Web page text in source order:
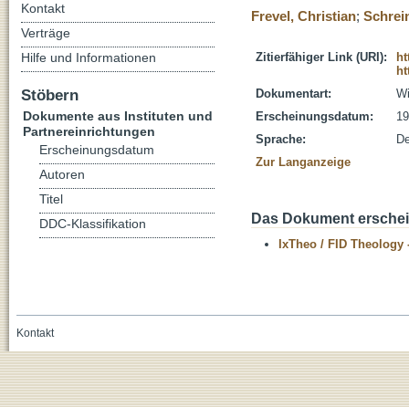
Frevel, Christian;
Zitierfähiger Link (URI):
Dokumentart:
Erscheinungsdatum:
Sprache:
Zur Langanzeige
Das Dokument
IxTheo / FID Theology
Kontakt
Verträge
Hilfe und Informationen
Stöbern
Dokumente aus Instituten und
Partnereinrichtungen
Erscheinungsdatum
Autoren
Titel
DDC-Klassifikation
Kontakt